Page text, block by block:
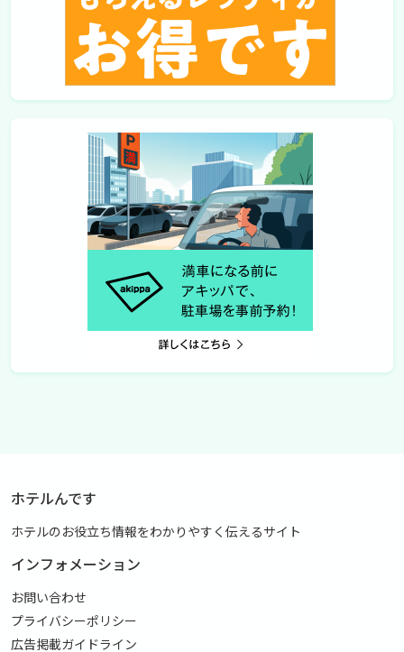
ホテルんです
ホテルのお役立ち情報をわかりやすく伝えるサイト
インフォメーション
お問い合わせ
プライバシーポリシー
広告掲載ガイドライン